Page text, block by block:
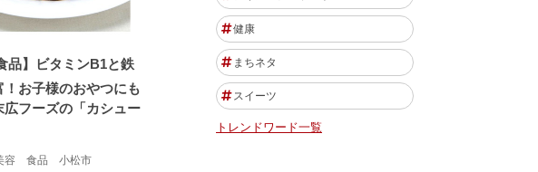
品】ビタミンB1と鉄
！お子様のおやつにも
フーズの「カシュー
容 食品 小松市
健康
まちネタ
スイーツ
トレンドワード一覧